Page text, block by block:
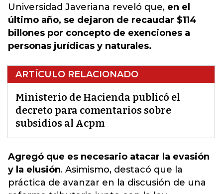
Universidad Javeriana reveló que, en el
último año, se dejaron de recaudar $114
billones por concepto de exenciones a
personas jurídicas y naturales.
ARTÍCULO RELACIONADO
Ministerio de Hacienda publicó el
decreto para comentarios sobre
subsidios al Acpm
Agregó que es necesario atacar la evasión
y la elusión. Asimismo, destacó que la
práctica de avanzar en la discusión de una